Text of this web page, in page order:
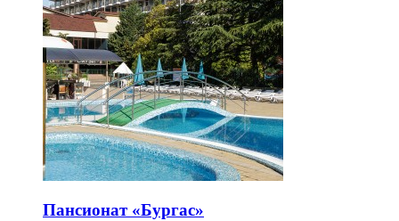
Пансионат «Бургас»